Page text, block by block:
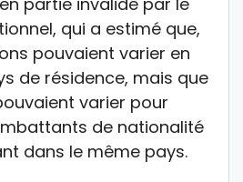
qui a estimé que,
pouvaient varier en
de résidence, mais que
varier pour
de nationalité
dans le même pays.